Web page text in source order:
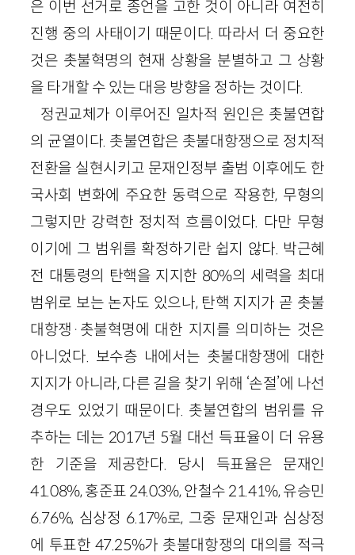
은 이번 선거로 종언을 고한 것이 아니라 여전히
진행 중의 사태이기 때문이다. 따라서 더 중요한
것은 촛불혁명의 현재 상황을 분별하고 그 상황
을 타개할 수 있는 대응 방향을 정하는 것이다.
정권교체가 이루어진 일차적 원인은 촛불연합
의 균열이다. 촛불연합은 촛불대항쟁으로 정치적
전환을 실현시키고 문재인정부 출범 이후에도 한
국사회 변화에 주요한 동력으로 작용한, 무형의
그렇지만 강력한 정치적 흐름이었다. 다만 무형
이기에 그 범위를 확정하기란 쉽지 않다. 박근혜
전 대통령의 탄핵을 지지한 80%의 세력을 최대
범위로 보는 논자도 있으나, 탄핵 지지가 곧 촛불
대항쟁·촛불혁명에 대한 지지를 의미하는 것은
아니었다. 보수층 내에서는 촛불대항쟁에 대한
지지가 아니라, 다른 길을 찾기 위해 ‘손절’에 나선
경우도 있었기 때문이다. 촛불연합의 범위를 유
추하는 데는 2017년 5월 대선 득표율이 더 유용
한 기준을 제공한다. 당시 득표율은 문재인
41.08%, 홍준표 24.03%, 안철수 21.41%, 유승민
6.76%, 심상정 6.17%로, 그중 문재인과 심상정
에 투표한 47.25%가 촛불대항쟁의 대의를 적극